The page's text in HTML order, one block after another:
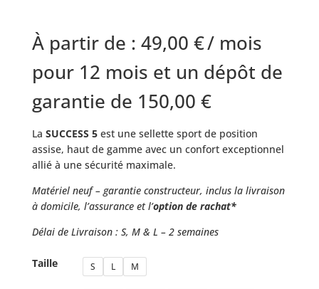
À partir de : 49,00 €/ mois
pour 12 mois et un dépôt de
garantie de 150,00 €
La SUCCESS 5est une sellette sport de position
assise, haut de gamme avec un confort exceptionnel
allié à une sécurité maximale.
Matériel neuf – garantie constructeur, inclus la livraison
à domicile, l’assurance et l’option de rachat*
Délai de Livraison : S, M & L – 2 semaines
Taille S L M